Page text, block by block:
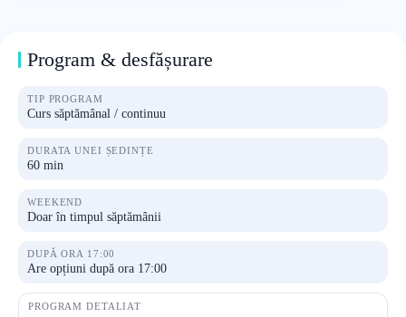
Program & desfășurare
TIP PROGRAM
Curs săptămânal / continuu
DURATA UNEI ȘEDINȚE
60 min
WEEKEND
Doar în timpul săptămânii
DUPĂ ORA 17:00
Are opțiuni după ora 17:00
PROGRAM DETALIAT